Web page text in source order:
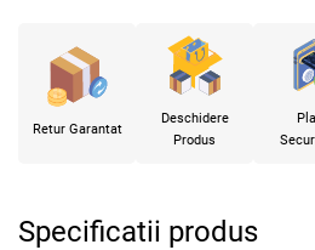
Retur Garantat
Deschidere
Produs
Specificatii produs